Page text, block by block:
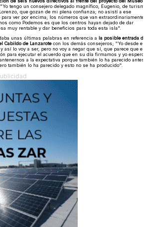
tengo un consejero delegado magnífico, Eugenio, de turismo
que gozan de mi plena confianza; no asistí a ese
ver por encima; los números que van extraordinariamente
como Podemos es que los centros hayan dejado de dar
muy rentable y dar beneficios para toda esta isla".
unas últimas palabras en referencia a la posible entrada del
Cabildo de Lanzarote con los demás consejeros; "Yo desde el
lo voy a ser, pero no voy a negar que sí, que parece que en
para ejecutar el acuerdo que en su día firmamos y yo espero
a la expectativa porque también lo ha parecido antes,
también lo ha parecido y esto no se ha producido".